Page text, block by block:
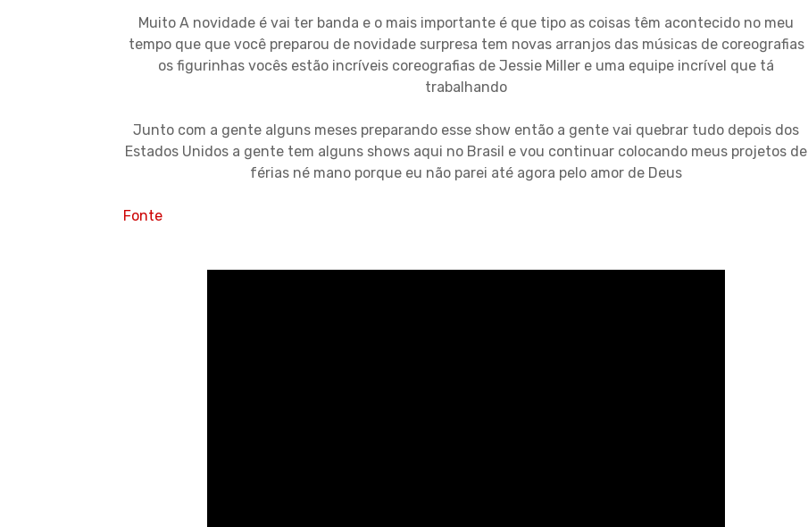
Muito A novidade é vai ter banda e o mais importante é que tipo as coisas têm acontecido no meu
tempo que que você preparou de novidade surpresa tem novas arranjos das músicas de coreografias
os figurinhas vocês estão incríveis coreografias de Jessie Miller e uma equipe incrível que tá
trabalhando
Junto com a gente alguns meses preparando esse show então a gente vai quebrar tudo depois dos
Estados Unidos a gente tem alguns shows aqui no Brasil e vou continuar colocando meus projetos de
férias né mano porque eu não parei até agora pelo amor de Deus
Fonte